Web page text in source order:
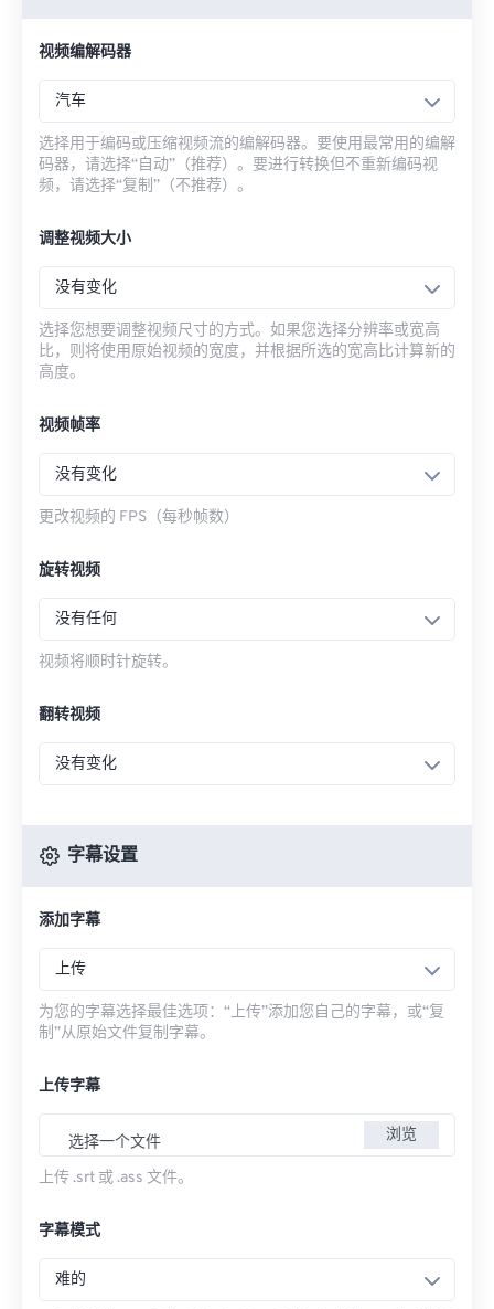
视频编解码器
汽车
选择用于编码或压缩视频流的编解码器。要使用最常用的编解
码器，请选择“自动”（推荐）。要进行转换但不重新编码视
频，请选择“复制”（不推荐）。
调整视频大小
没有变化
选择您想要调整视频尺寸的方式。如果您选择分辨率或宽高
比，则将使用原始视频的宽度，并根据所选的宽高比计算新的
高度。
视频帧率
没有变化
更改视频的 FPS（每秒帧数）
旋转视频
没有任何
视频将顺时针旋转。
翻转视频
没有变化
字幕设置
添加字幕
上传
为您的字幕选择最佳选项：“上传”添加您自己的字幕，或“复
制”从原始文件复制字幕。
上传字幕
选择一个文件 浏览
上传 .srt 或 .ass 文件。
字幕模式
难的